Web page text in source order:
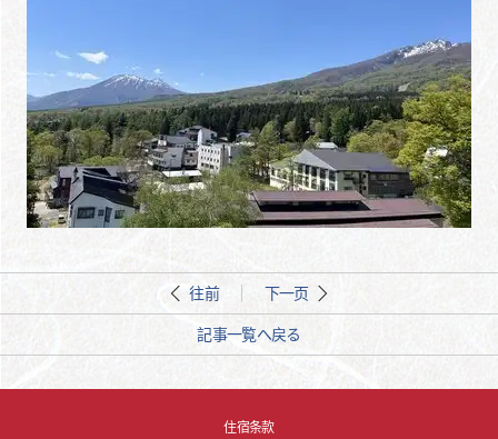
往前 下一页
記事一覧へ戻る
住宿条款